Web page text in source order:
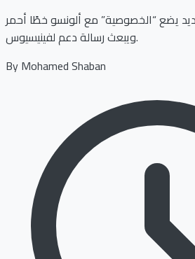
يضع “الخصوصية” مع ألونسو خطًا أحمر
ويبعث رسالة دعم لفينيسيوس.
ByMohamed Shaban